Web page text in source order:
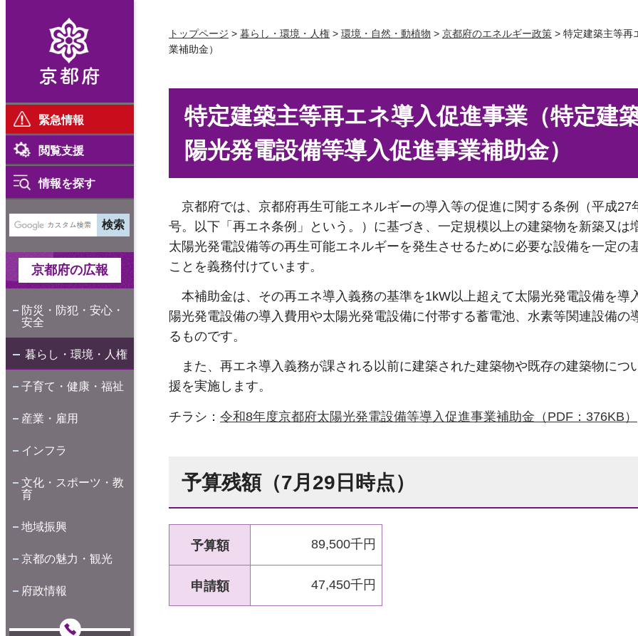
緊急情報
閲覧支援
情報を探す
京都府の広報
防災・防犯・安心・
安全
暮らし・環境・人権
子育て・健康・福祉
産業・雇用
インフラ
文化・スポーツ・教
育
地域振興
京都の魅力・観光
府政情報
トップページ > 暮らし・環境・人権 > 環境・自然・動植物 > 京都府のエネルギー政策 > 特定建築主等再
業補助金）
特定建築主等再エネ導入促進事業（特定建
陽光発電設備等導入促進事業補助金）
京都府では、京都府再生可能エネルギーの導入等の促進に関する条例（平成27
号。以下「再エネ条例」という。）に基づき、一定規模以上の建築物を新築又は
太陽光発電設備等の再生可能エネルギーを発生させるために必要な設備を一定の
ことを義務付けています。
本補助金は、その再エネ導入義務の基準を1kW以上超えて太陽光発電設備を導
陽光発電設備の導入費用や太陽光発電設備に付帯する蓄電池、水素等関連設備の
るものです。
また、再エネ導入義務が課される以前に建築された建築物や既存の建築物につ
援を実施します。
チラシ： 令和8年度京都府太陽光発電設備等導入促進事業補助金（PDF：376KB）
予算残額（7月29日時点）
予算額 89,500千円
申請額 47,450千円